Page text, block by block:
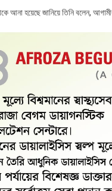
আনা হয়েছে জানিয়ে তিনি বলেন,